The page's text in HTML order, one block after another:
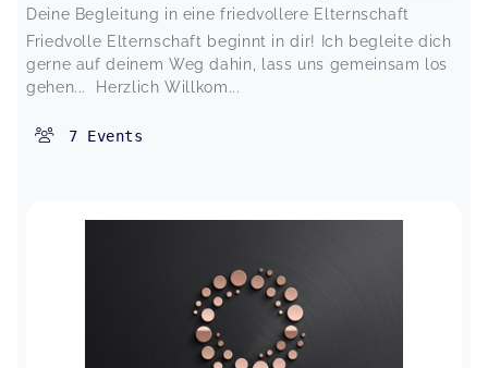
Deine Begleitung in eine friedvollere Elternschaft
Friedvolle Elternschaft beginnt in dir! Ich begleite dich
gerne auf deinem Weg dahin, lass uns gemeinsam los
gehen... Herzlich Willkom...
7 Events